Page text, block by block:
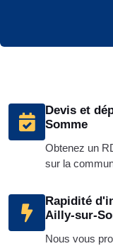
Devis et
Somme
Obtenez un
sur la
Rapidité
Ailly-sur-
Nous vous